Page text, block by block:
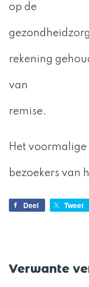
op de
rekening
van
remise.
Het
bezoekers van
Deel Tweet
Verwante